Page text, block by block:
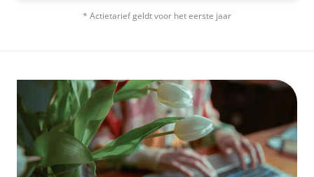
* Actietarief geldt voor het eerste jaar